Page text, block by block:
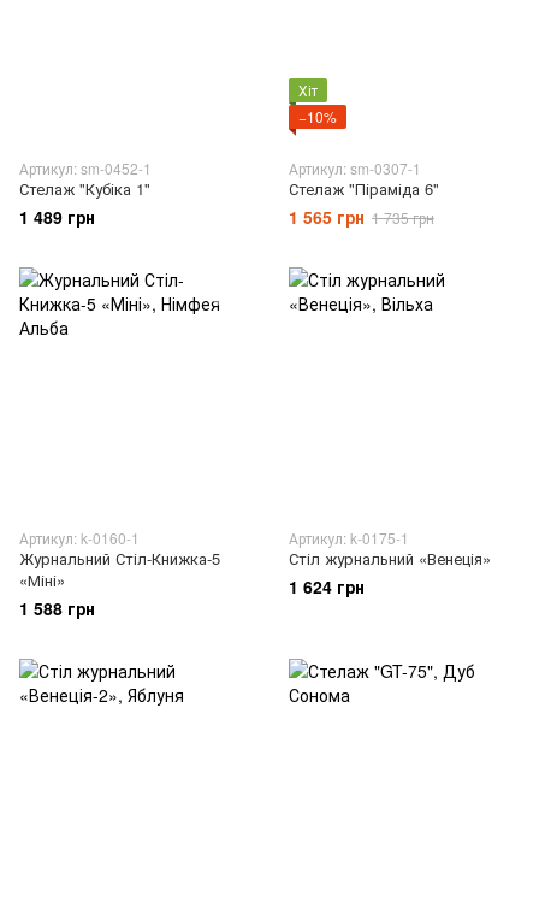
Артикул: sm-0452-1
Стелаж "Кубіка 1"
1 489 грн
Хіт
−10%
Артикул: sm-0307-1
Стелаж "Піраміда 6"
1 565 грн 1 735 грн
Артикул: k-0160-1
Журнальний Стіл-Книжка-5
«Міні»
1 588 грн
Артикул: k-0175-1
Стіл журнальний «Венеція»
1 624 грн